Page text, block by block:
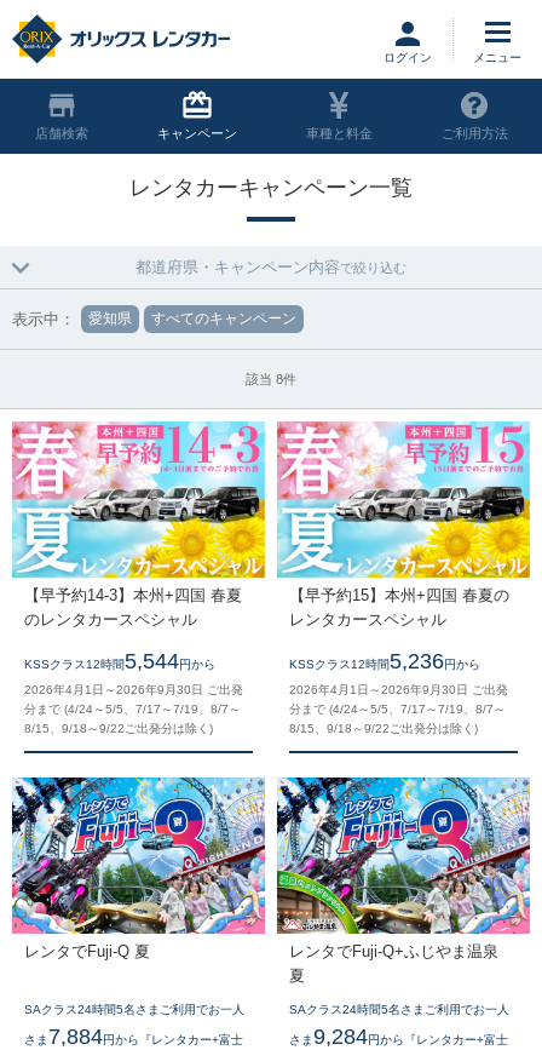
ログイン
店舗 キャンペーン 車種と料金 ご利用方法
レンタカーキャンペーン一覧
都道府県・キャンペーン内容で絞り込む
表示中： 愛知県 すべてのキャンペーン
該当 8件
【早予約14-3】本州+四国 春夏
のレンタカースペシャル
KSSクラス12時間5,544円から
2026年4月1日～2026年9月30日 ご出発
分まで (4/24～5/5、7/17～7/19、8/7～
8/15、9/18～9/22ご出発分は除く)
【早予約15】本州+四国 春夏の
レンタカースペシャル
KSSクラス12時間5,236円から
2026年4月1日～2026年9月30日 ご出発
分まで (4/24～5/5、7/17～7/19、8/7～
8/15、9/18～9/22ご出発分は除く)
レンタでFuji-Q 夏
SAクラス24時間5名さまご利用でお一人
さま 7,884円から『レンタカー+富士
レンタでFuji-Q+ふじやま温泉
夏
SAクラス24時間5名さまご利用でお一人
さま9,284円から『レンタカー+富士